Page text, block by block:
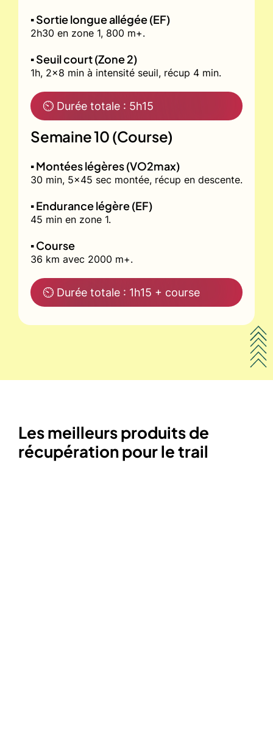
▪️ Sortie longue allégée (EF)
2h30 en zone 1, 800 m+.
▪️ Seuil court (Zone 2)
1h, 2x8 min à intensité seuil, récup 4 min.
⏲ Durée totale : 5h15
Semaine 10 (Course)
▪️ Montées légères (VO2max)
30 min, 5x45 sec montée, récup en descente.
▪️ Endurance légère (EF)
45 min en zone 1.
▪️ Course
36 km avec 2000 m+.
⏲ Durée totale : 1h15 + course
Les meilleurs produits de
récupération pour le trail